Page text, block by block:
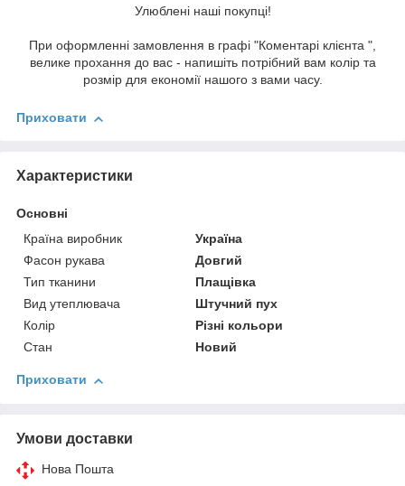
Улюблені наші покупці!
При оформленні замовлення в графі "Коментарі клієнта ",
велике прохання до вас - напишіть потрібний вам колір та
розмір для економії нашого з вами часу.
Приховати
Характеристики
Основні
Країна виробник
Україна
Фасон рукава
Довгий
Тип тканини
Плащівка
Вид утеплювача
Штучний пух
Колір
Різні кольори
Стан
Новий
Приховати
Умови доставки
Нова Пошта